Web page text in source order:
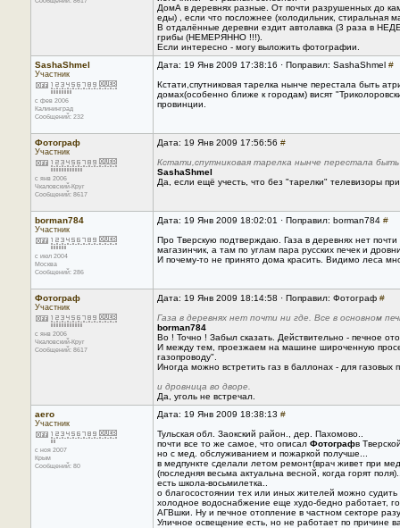
ДомА в деревнях разные. От почти разрушенных до
еды) , если что посложнее (холодильник, стиральная
В отдалённые деревни ездит автолавка (3 раза в
грибы (НЕМЕРЯННО !!!).
Если интересно - могу выложить фотографии.
SashaShmel
Участник
с фев 2006
Калининград
Сообщений: 232
Дата: 19 Янв 2009 17:38:16 · Поправил: SashaShmel #
Кстати,спутниковая тарелка нынче перестала быть
домах(особенно ближе к городам) висят
провинции.
Фотограф
Участник
с янв 2006
Чкаловский-Круг
Сообщений: 8617
Дата: 19 Янв 2009 17:56:56 #
Кстати,спутниковая тарелка нынче перестала
SashaShmel
Да, если ещё учесть, что без "тарелки" телевизоры
borman784
Участник
с июл 2004
Москва
Сообщений: 286
Дата: 19 Янв 2009 18:02:01 · Поправил: borman784 #
Про Тверскую подтверждаю. Газа в деревнях нет
магазинчик, а там по углам пара русских печек и
И почему-то не принято дома красить. Видимо леса
Фотограф
Участник
с янв 2006
Чкаловский-Круг
Сообщений: 8617
Дата: 19 Янв 2009 18:14:58 · Поправил: Фотограф #
Газа в деревнях нет почти ни где. Все в основном
borman784
Во ! Точно ! Забыл сказать. Действительно - печное
И между тем, проезжаем на машине широченную
газопроводу".
Иногда можно встретить газ в баллонах - для
и дровница во дворе.
Да, уголь не встречал.
aero
Участник
с ноя 2007
Крым
Сообщений: 80
Дата: 19 Янв 2009 18:38:13 #
Тульская обл. Заокский район., дер. Пахомово..
почти все то же самое, что описал Фотографв
но с мед. обслуживанием и пожаркой получше...
в медпункте сделали летом ремонт(врач живет при
(последняя весьма актуальна весной, когда горят
есть школа-восьмилетка..
о благосостоянии тех или иных жителей можно
холодное водоснабжение еще худо-бедно работает,
АГВшки. Ну и печное отопление в частном секторе
Уличное освещение есть, но не работает по причине